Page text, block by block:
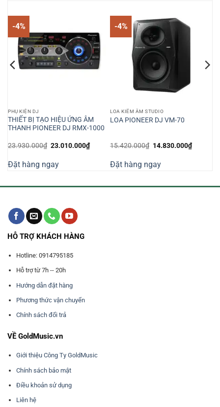
-4%
PHỤ KIỆN DJ
THIẾT BỊ TẠO HIỆU ỨNG ÂM
THANH PIONEER DJ RMX-1000
23.930.000₫ Giá
23.930.000₫.
23.010.000₫Giá
hiện
23.010.000₫.
Đặt hàng ngay
-4%
LOA KIỂM ÂM STUDIO
LOA PIONEER DJ VM-70
15.420.000₫ Giá
15.420.000₫.
14.830.000₫Giá
hiện
Đặt hàng ngay
HỖ TRỢ KHÁCH HÀNG
Hotline: 0914795185
Hỗ trợ từ 7h -- 20h
Hướng dẫn đặt hàng
Phương thức vận chuyển
Chính sách đổi trả
VỀ GoldMusic.vn
Giới thiệu Công Ty GoldMusic
Chính sách bảo mật
Điều khoản sử dụng
Liên hệ